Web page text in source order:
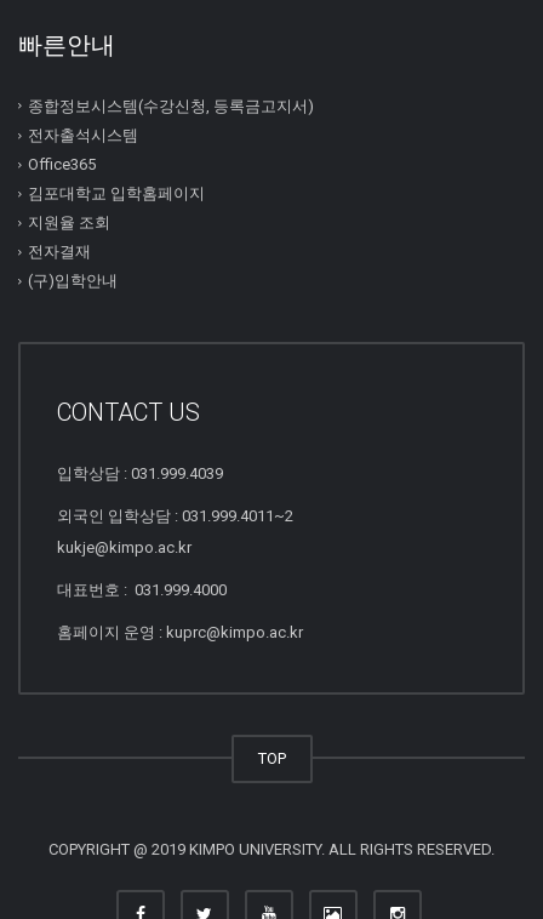
빠른안내
종합정보시스템(수강신청, 등록금고지서)
전자출석시스템
Office365
김포대학교 입학홈페이지
지원율 조회
전자결재
(구)입학안내
CONTACT US
입학상담 : 031.999.4039
외국인 입학상담 : 031.999.4011~2
kukje@kimpo.ac.kr
대표번호 : 031.999.4000
홈페이지 운영 : kuprc@kimpo.ac.kr
TOP
COPYRIGHT @ 2019 KIMPO UNIVERSITY. ALL RIGHTS RESERVED.